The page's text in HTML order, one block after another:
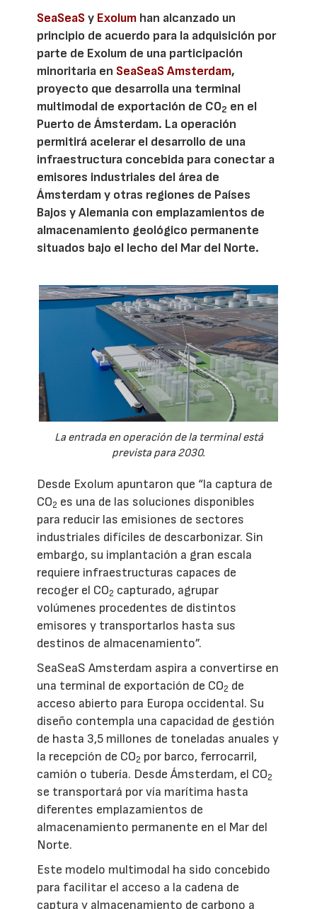
SeaSeaSy Exolum han alcanzado un
principio de acuerdo para la adquisición por
parte de Exolum de una participación
minoritaria en SeaSeaS Amsterdam,
proyecto que desarrolla una terminal
multimodal de exportación de CO2 en el
Puerto de Ámsterdam. La operación
permitirá acelerar el desarrollo de una
infraestructura concebida para conectar a
emisores industriales del área de
Ámsterdam y otras regiones de Países
Bajos y Alemania con emplazamientos de
almacenamiento geológico permanente
situados bajo el lecho del Mar del Norte.
La entrada en operación de la terminal está
prevista para 2030.
Desde Exolum apuntaron que “la captura de
CO2 es una de las soluciones disponibles
para reducir las emisiones de sectores
industriales difíciles de descarbonizar. Sin
embargo, su implantación a gran escala
requiere infraestructuras capaces de
recoger el CO2 capturado, agrupar
volúmenes procedentes de distintos
emisores y transportarlos hasta sus
destinos de almacenamiento”.
SeaSeaS Amsterdam aspira a convertirse en
una terminal de exportación de CO2 de
acceso abierto para Europa occidental. Su
diseño contempla una capacidad de gestión
de hasta 3,5 millones de toneladas anuales y
la recepción de CO2 por barco, ferrocarril,
camión o tubería. Desde Ámsterdam, el CO2
se transportará por vía marítima hasta
diferentes emplazamientos de
almacenamiento permanente en el Mar del
Norte.
Este modelo multimodal ha sido concebido
para facilitar el acceso a la cadena de
captura y almacenamiento de carbono a